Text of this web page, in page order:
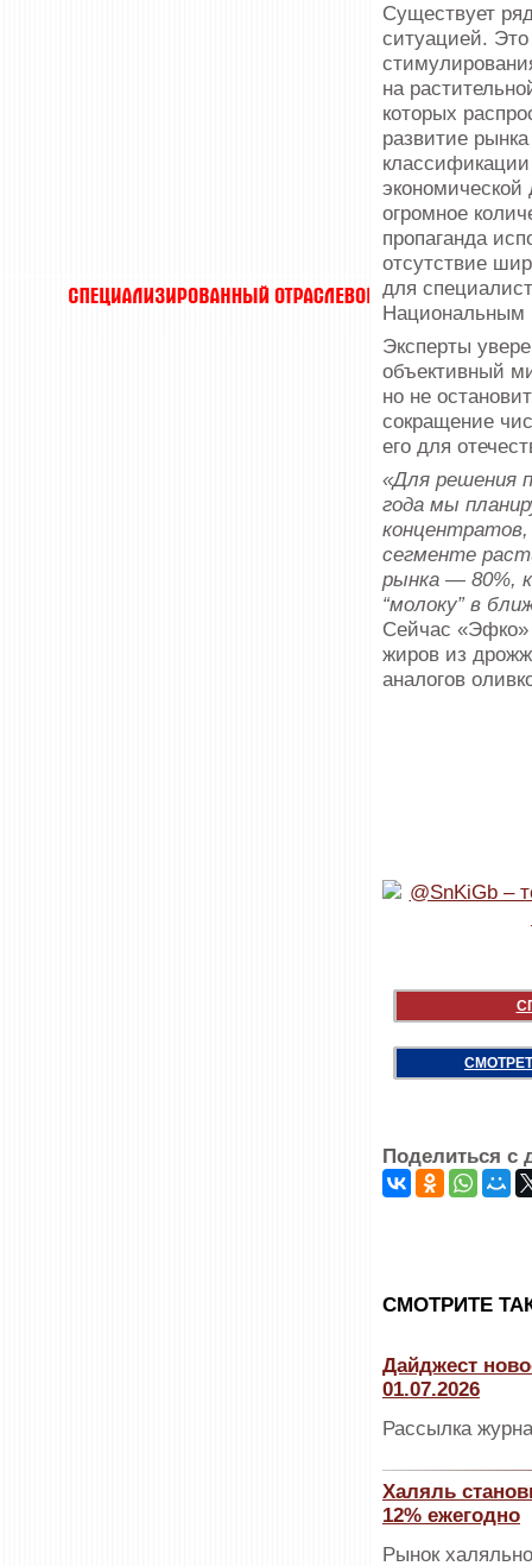
Существует
ситуацией.
на
которых
развитие
огромное
пропаганда
отсутствие
для
Национальным
Эксперты
объективный
но не
сокращение
его для
«Для решения
года мы
сегменте
рынка — 80%,
“молоку” в
Сейчас «Эфко»
жиров из
аналогов
Поделиться с
CМОТРИТЕ
Дайджест
01.07.2026
Рассылка
Халяль
12% ежегодно
Рынок